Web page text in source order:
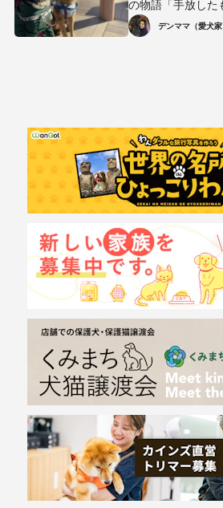
の物語「手放した
ない」デンママ（愛犬家